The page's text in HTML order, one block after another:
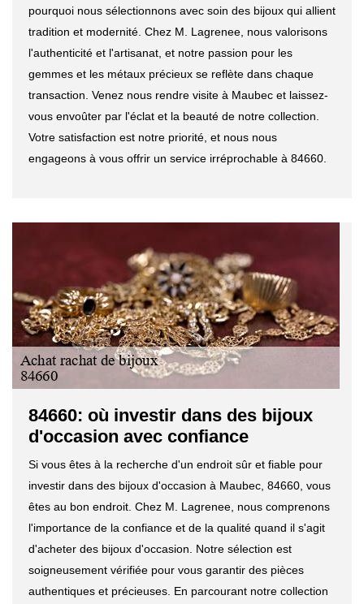
pourquoi nous sélectionnons avec soin des bijoux qui allient
tradition et modernité. Chez M. Lagrenee, nous valorisons
l'authenticité et l'artisanat, et notre passion pour les
gemmes et les métaux précieux se reflète dans chaque
transaction. Venez nous rendre visite à Maubec et laissez-
vous envoûter par l'éclat et la beauté de notre collection.
Votre satisfaction est notre priorité, et nous nous
engageons à vous offrir un service irréprochable à 84660.
84660: où investir dans des bijoux
d'occasion avec confiance
Si vous êtes à la recherche d'un endroit sûr et fiable pour
investir dans des bijoux d'occasion à Maubec, 84660, vous
êtes au bon endroit. Chez M. Lagrenee, nous comprenons
l'importance de la confiance et de la qualité quand il s'agit
d'acheter des bijoux d'occasion. Notre sélection est
soigneusement vérifiée pour vous garantir des pièces
authentiques et précieuses. En parcourant notre collection